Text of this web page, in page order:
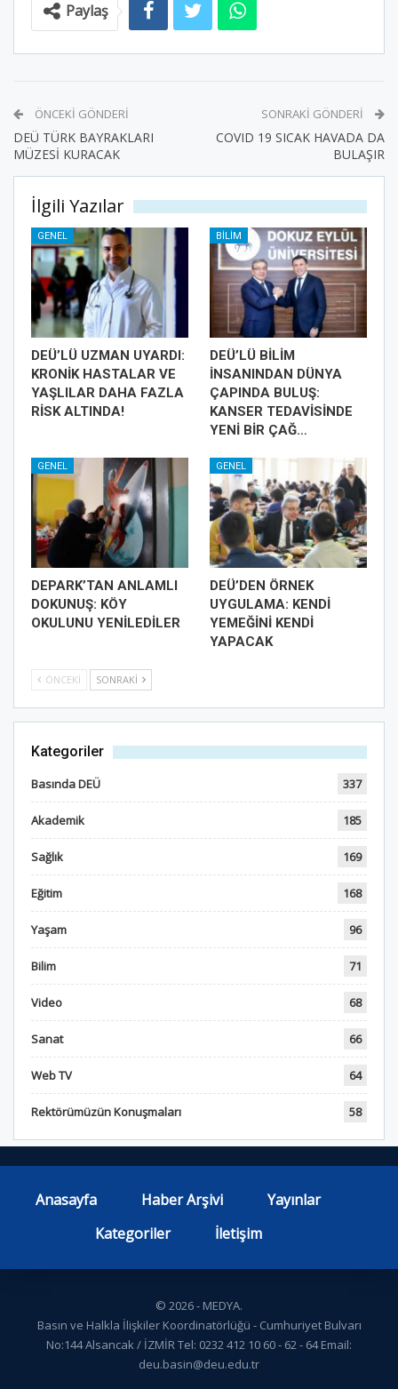
Paylaş
ÖNCEKI GÖNDERI
DEÜ TÜRK BAYRAKLARI
MÜZESİ KURACAK
SONRAKI GÖNDERI
COVID 19 SICAK HAVADA DA
BULAŞIR
İlgili Yazılar
GENEL
DEÜ’LÜ UZMAN UYARDI:
KRONİK HASTALAR VE
YAŞLILAR DAHA FAZLA
RİSK ALTINDA!
BILIM
DEÜ’LÜ BİLİM
İNSANINDAN DÜNYA
ÇAPINDA BULUŞ:
KANSER TEDAVİSİNDE
YENİ BİR ÇAĞ…
GENEL
DEPARK’TAN ANLAMLI
DOKUNUŞ: KÖY
OKULUNU YENİLEDİLER
GENEL
DEÜ’DEN ÖRNEK
UYGULAMA: KENDİ
YEMEĞİNİ KENDİ
YAPACAK
ÖNCEKI SONRAKI
Kategoriler
Basında DEÜ 337
Akademik 185
Sağlık 169
Eğitim 168
Yaşam 96
Bilim 71
Video 68
Sanat 66
Web TV 64
Rektörümüzün Konuşmaları 58
Anasayfa Haber Arşivi
Yayınlar
Kategoriler
İletişim
© 2026 - MEDYA.
Basın ve Halkla İlişkiler Koordinatörlüğü - Cumhuriyet Bulvarı
No:144 Alsancak / İZMİR Tel: 0232 412 10 60 - 62 - 64 Email:
deu.basin@deu.edu.tr